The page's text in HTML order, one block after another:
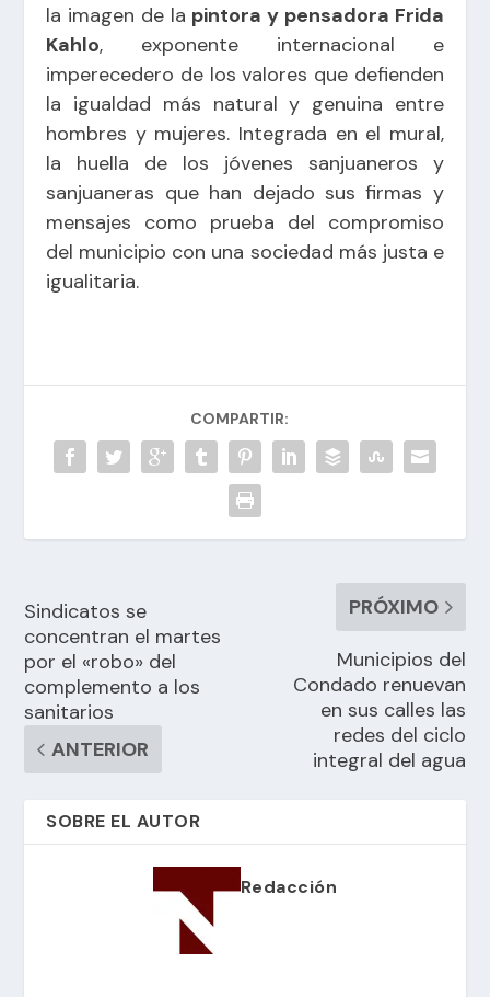
la imagen de la pintora y pensadora Frida
Kahlo, exponente internacional e
imperecedero de los valores que defienden
la igualdad más natural y genuina entre
hombres y mujeres. Integrada en el mural,
la huella de los jóvenes sanjuaneros y
sanjuaneras que han dejado sus firmas y
mensajes como prueba del compromiso
del municipio con una sociedad más justa e
igualitaria.
COMPARTIR:
Sindicatos se
concentran el martes
por el «robo» del
complemento a los
sanitarios
ANTERIOR
PRÓXIMO
Municipios del
Condado renuevan
en sus calles las
redes del ciclo
integral del agua
SOBRE EL AUTOR
Redacción